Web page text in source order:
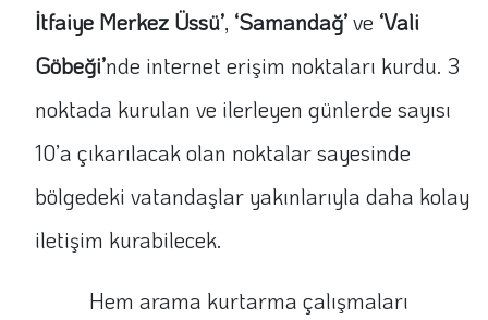
İtfaiye Merkez Üssü’, ‘Samandağ’ve ‘Vali
Göbeği’nde internet erişim noktaları kurdu. 3
noktada kurulan ve ilerleyen günlerde sayısı
10’a çıkarılacak olan noktalar sayesinde
bölgedeki vatandaşlar yakınlarıyla daha kolay
iletişim kurabilecek.
Hem arama kurtarma çalışmaları